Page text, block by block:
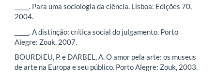
_____. Para uma sociologia da ciência. Lisboa: Edições 70,
2004.
_____. A distinção: crítica social do julgamento. Porto
Alegre: Zouk, 2007.
BOURDIEU, P. e DARBEL, A. O amor pela arte: os museus
de arte na Europa e seu público. Porto Alegre: Zouk, 2003.